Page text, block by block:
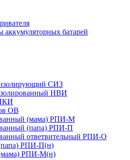
батарей
СИЗ
НВИ
ОВ
(мама) РПИ-М
(папа) РПИ-П
ответвительный РПИ-О
РПИ-П(н)
(мама) РПИ-М(н)